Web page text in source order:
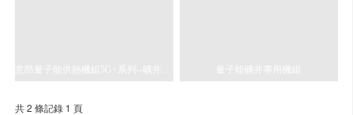
共 2 條記錄 1 頁